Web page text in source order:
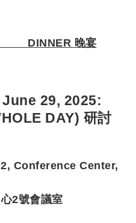
晚宴
29, 2025:
DAY) 研討
Conference Center,
2號會議室